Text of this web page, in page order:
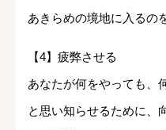
あきらめの境地に入るの
【4】疲弊させる
あなたが何をやっても、
と思い知らせるために、